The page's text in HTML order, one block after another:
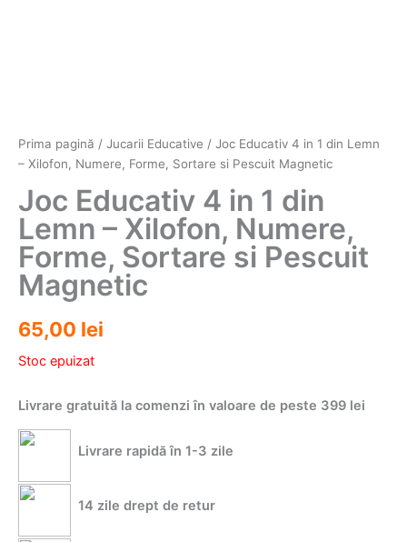
Prima pagină / Jucarii Educative / Joc Educativ 4 in 1 din Lemn
– Xilofon, Numere, Forme, Sortare si Pescuit Magnetic
Joc Educativ 4 in 1 din
Lemn – Xilofon, Numere,
Forme, Sortare si Pescuit
Magnetic
65,00 lei
Stoc epuizat
Livrare gratuită la comenzi în valoare de peste 399 lei
Livrare rapidă în 1-3 zile
14 zile drept de retur